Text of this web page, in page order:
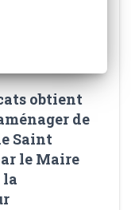
obtient
de
Saint
le Maire
la